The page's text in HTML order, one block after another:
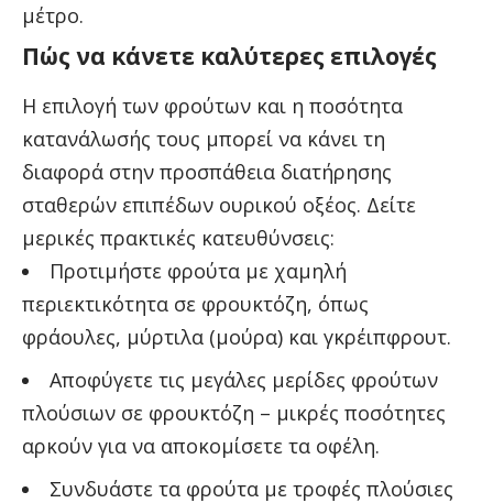
μέτρο.
Πώς να κάνετε καλύτερες επιλογές
Η επιλογή των φρούτων και η ποσότητα
κατανάλωσής τους μπορεί να κάνει τη
διαφορά στην προσπάθεια διατήρησης
σταθερών επιπέδων ουρικού οξέος. Δείτε
μερικές πρακτικές κατευθύνσεις:
Προτιμήστε φρούτα με χαμηλή
περιεκτικότητα σε φρουκτόζη, όπως
φράουλες, μύρτιλα (μούρα) και γκρέιπφρουτ.
Αποφύγετε τις μεγάλες μερίδες φρούτων
πλούσιων σε φρουκτόζη – μικρές ποσότητες
αρκούν για να αποκομίσετε τα οφέλη.
Συνδυάστε τα φρούτα με τροφές πλούσιες